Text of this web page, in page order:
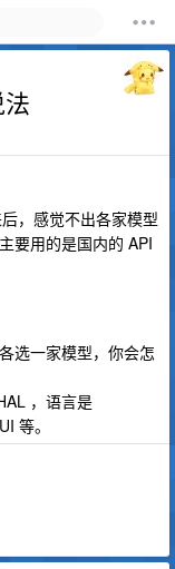
，感觉不出各家模型
要用的是国内的 API
选一家模型，你会怎
，语言是
等。